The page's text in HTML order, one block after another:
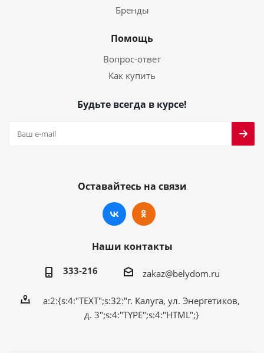
Бренды
Помощь
Вопрос-ответ
Как купить
Будьте всегда в курсе!
Оставайтесь на связи
Наши контакты
333-216 zakaz@belydom.ru
a:2:{s:4:"TEXT";s:32:"г. Калуга, ул. Энергетиков,
д. 3";s:4:"TYPE";s:4:"HTML";}